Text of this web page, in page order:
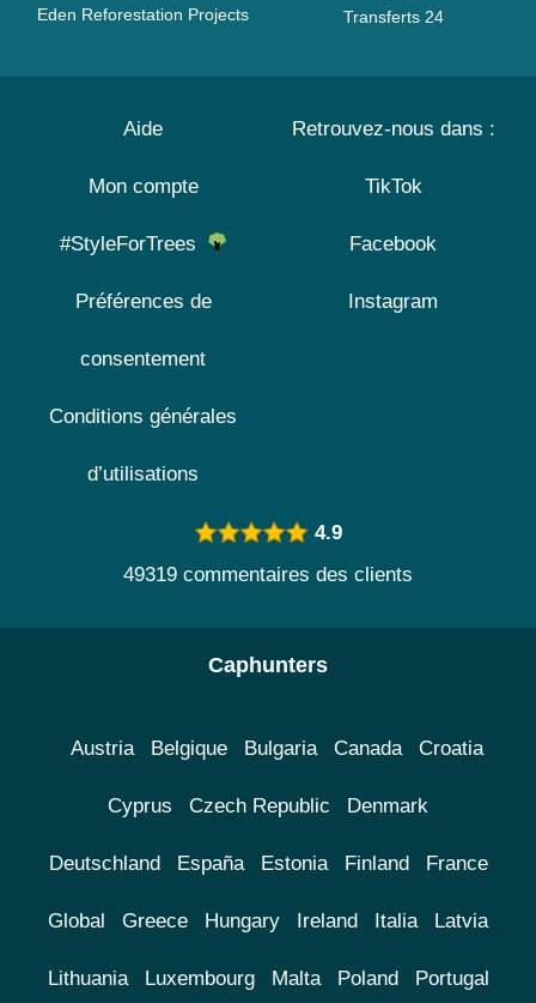
Eden Reforestation Projects
Transferts 24
Aide
Mon compte
#StyleForTrees
Préférences de
consentement
Conditions générales
d’utilisations
Retrouvez-nous dans :
TikTok
Facebook
Instagram
4.9
49319 commentaires des clients
Caphunters
Austria Belgique Bulgaria Canada Croatia
Cyprus Czech Republic Denmark
Deutschland España Estonia Finland France
Global Greece Hungary Ireland Italia Latvia
Lithuania Luxembourg Malta Poland Portugal